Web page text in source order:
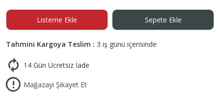
Listeme Ekle Sepete Ekle
Tahmini Kargoya Teslim : 3 iş günü içerisinde
14 Gün Ücretsiz İade
Mağazayı Şikayet Et